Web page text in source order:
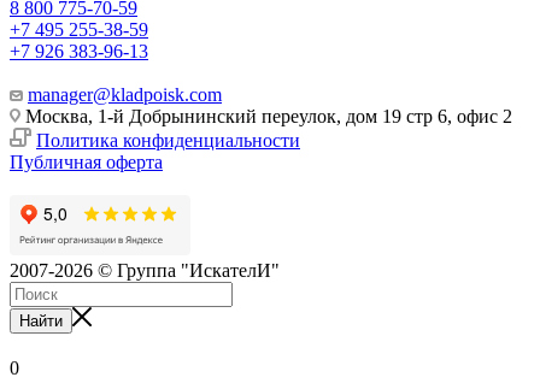
8 800 775-70-59
+7 495 255-38-59
+7 926 383-96-13
manager@kladpoisk.com
Москва, 1-й Добрынинский переулок, дом 19 стр 6, офис 2
Политика конфиденциальности
Публичная оферта
2007-2026 © Группа "ИскателИ"
Найти
0